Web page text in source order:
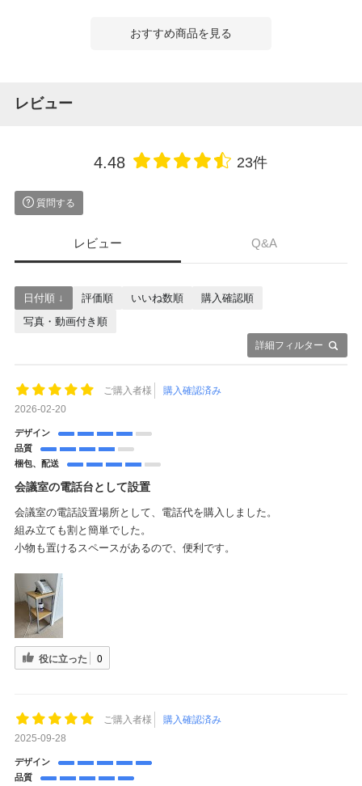
おすすめ商品を見る
レビュー
4.48 23件
質問する
レビュー Q&A
詳細フィルター
日付順 ↓ 評価順 いいね数順
購入確認順
写真・動画付き順
ご購入者様
購入確認済み
2026-02-20
デザイン
品質
梱包、配送
会議室の電話台として設置
会議室の電話設置場所として、電話代を購入しました。
組み立ても割と簡単でした。
小物も置けるスペースがあるので、便利です。
役に立った 0
ご購入者様
購入確認済み
2025-09-28
デザイン
品質